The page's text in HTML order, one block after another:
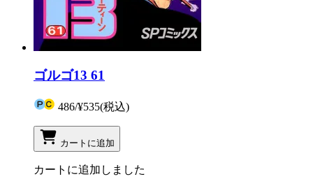
ゴルゴ13 61
486/¥535(税込)
カートに追加
カートに追加しました